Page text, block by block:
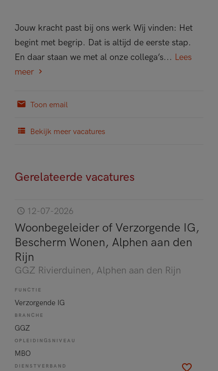
Jouw kracht past bij ons werk Wij vinden: Het
begint met begrip. Dat is altijd de eerste stap.
En daar staan we met al onze collega’s... Lees
meer
Toon email
Bekijk meer vacatures
Gerelateerde vacatures
12-07-2026
Woonbegeleider of Verzorgende IG,
Bescherm Wonen, Alphen aan den
Rijn
GGZ Rivierduinen, Alphen aan den Rijn
FUNCTIE
Verzorgende IG
BRANCHE
GGZ
OPLEIDINGSNIVEAU
MBO
DIENSTVERBAND